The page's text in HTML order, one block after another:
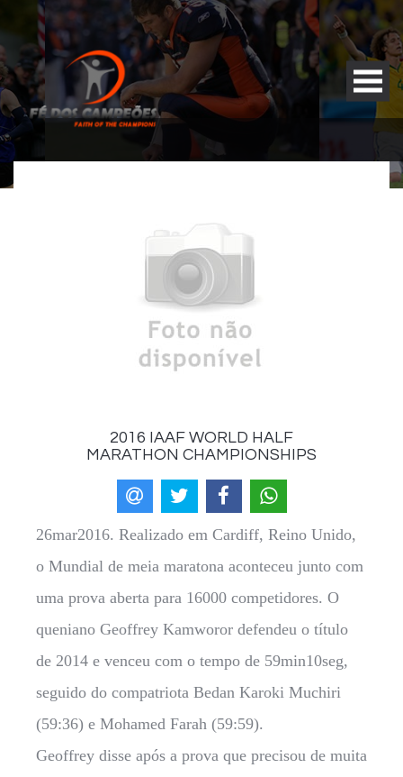
2016 IAAF WORLD HALF
MARATHON CHAMPIONSHIPS
26mar2016. Realizado em Cardiff, Reino Unido,
o Mundial de meia maratona aconteceu junto com
uma prova aberta para 16000 competidores. O
queniano Geoffrey Kamworor defendeu o título
de 2014 e venceu com o tempo de 59min10seg,
seguido do compatriota Bedan Karoki Muchiri
(59:36) e Mohamed Farah (59:59).
Geoffrey disse após a prova que precisou de muita